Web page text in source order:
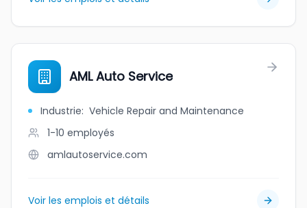
AML Auto Service
Industrie: Vehicle Repair and Maintenance
1-10 employés
amlautoservice.com
Voir les emplois et détails